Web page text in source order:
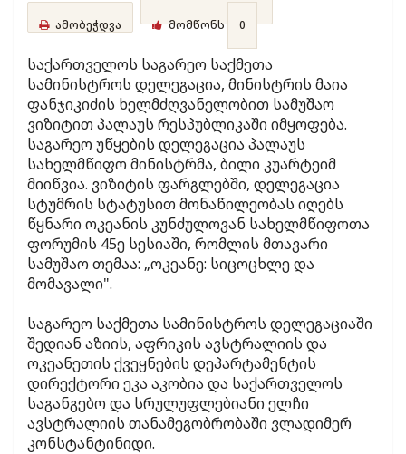
ამობეჭდვა მომწონს 0
საქართველოს საგარეო საქმეთა
სამინისტროს დელეგაცია, მინისტრის მაია
ფანჯიკიძის ხელმძღვანელობით სამუშაო
ვიზიტით პალაუს რესპუბლიკაში იმყოფება.
საგარეო უწყების დელეგაცია პალაუს
სახელმწიფო მინისტრმა, ბილი კუარტეიმ
მიიწვია. ვიზიტის ფარგლებში, დელეგაცია
სტუმრის სტატუსით მონაწილეობას იღებს
წყნარი ოკეანის კუნძულოვან სახელმწიფოთა
ფორუმის 45ე სესიაში, რომლის მთავარი
სამუშაო თემაა: „ოკეანე: სიცოცხლე და
მომავალი".
საგარეო საქმეთა სამინისტროს დელეგაციაში
შედიან აზიის, აფრიკის ავსტრალიის და
ოკეანეთის ქვეყნების დეპარტამენტის
დირექტორი ეკა აკობია და საქართველოს
საგანგებო და სრულუფლებიანი ელჩი
ავსტრალიის თანამეგობრობაში ვლადიმერ
კონსტანტინიდი.